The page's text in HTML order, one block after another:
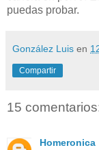
puedas probar.
González Luis en
Compartir
15
Homeronica